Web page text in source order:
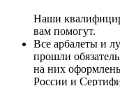
Наши
вам помогут.
Все арбалеты и
прошли
на них
России и